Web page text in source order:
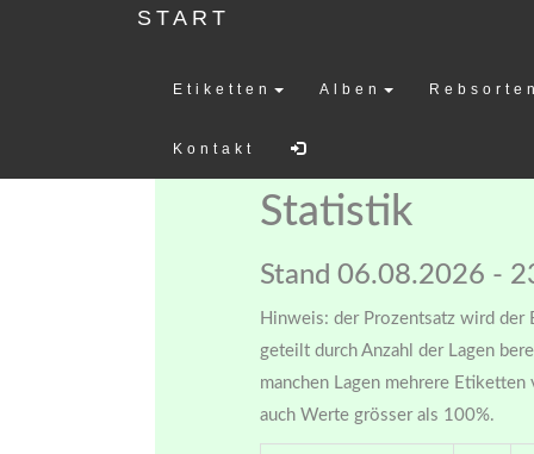
START
Etiketten Alben
Kontakt
Statistik
Stand 06.08.2026 -
Hinweis: der Prozentsatz wird der
geteilt durch Anzahl der Lagen
manchen Lagen mehrere
auch Werte grösser als 100%.